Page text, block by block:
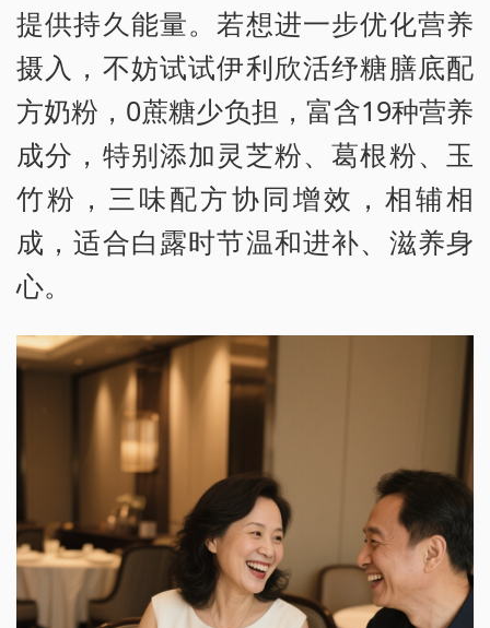
提供持久能量。若想进一步优化营养
摄入，不妨试试伊利欣活纾糖膳底配
方奶粉，0蔗糖少负担，富含19种营养
成分，特别添加灵芝粉、葛根粉、玉
竹粉，三味配方协同增效，相辅相
成，适合白露时节温和进补、滋养身
心。